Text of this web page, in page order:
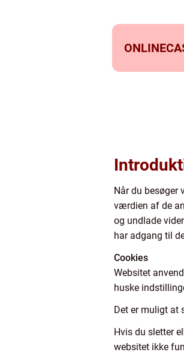
Når du besøger
værdien af de
og undlade
har adgang til
Cookies
Websitet
huske
Det er muligt at
Hvis du sletter
websitet ikke